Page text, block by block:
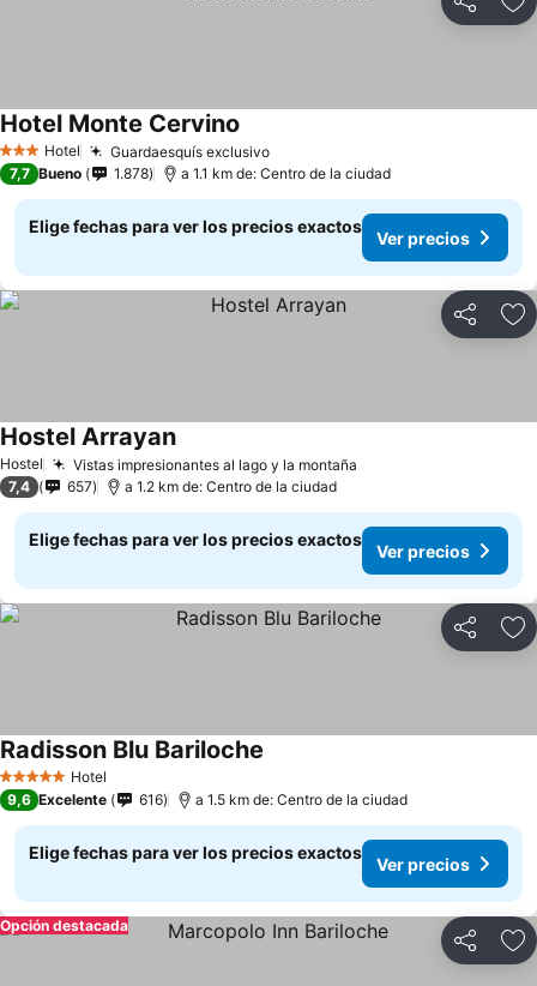
Compartir
3 Estrellas
Hotel Guardaesquís exclusivoVer precios
Hotel Monte Cervino
7,7 Bueno 1.878 a 1.1 km de: Centro de la ciudad
Elige fechas para ver los precios exactos
Ver precios
Compartir
Hostel Vistas impresionantes al lago y la montaña
Hostel ArrayanVer precios
7,4 657 a 1.2 km de: Centro de la ciudad
Elige fechas para ver los precios exactos
Ver precios
Compartir
5 Estrellas Hotel
Radisson Blu Bariloche
9,6 Excelente 616 a 1.5 km de: Centro de la ciudad
Elige fechas para ver los precios exactos
Ver precios
Compartir
Opción destacada